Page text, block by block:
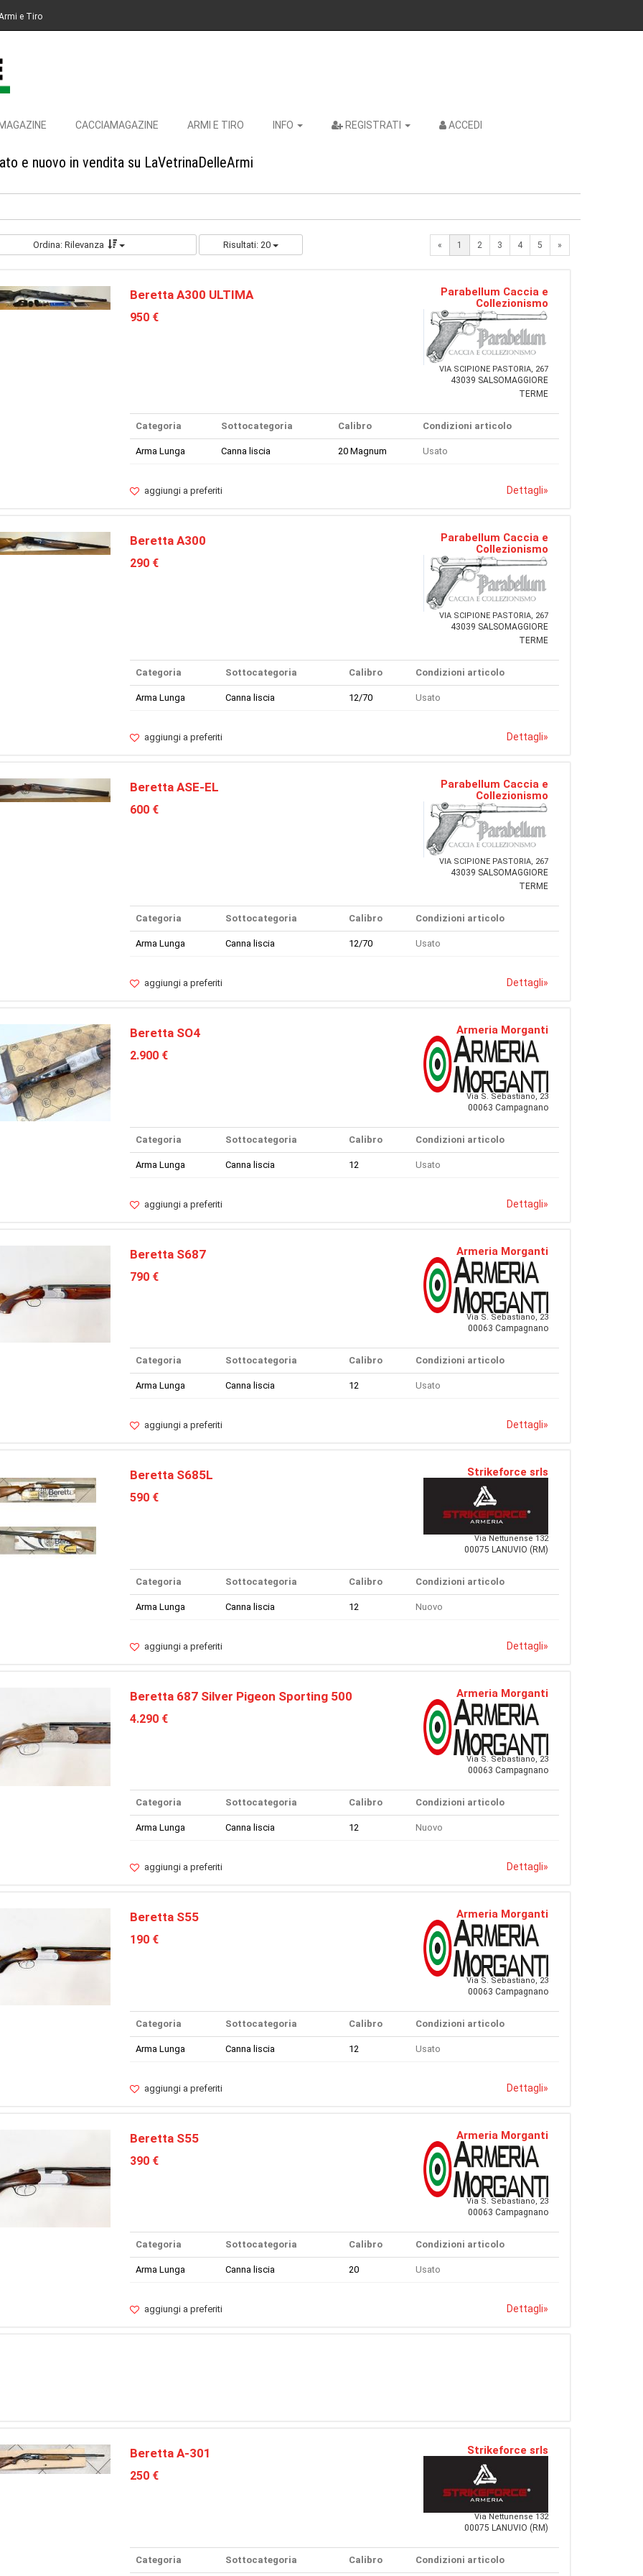
e Tiro
CACCIAMAGAZINE ARMI E TIRO INFO REGISTRATI ACCEDI
e nuovo in vendita su LaVetrinaDelleArmi
Ordina: Rilevanza Risultati: 20 « 1 2 3 4 5 »
Beretta A300 ULTIMA
950 €
Parabellum Caccia e
Collezionismo
VIA SCIPIONE PASTORIA, 267
43039 SALSOMAGGIORE
TERME
Categoria Sottocategoria Calibro Condizioni articolo
Arma Lunga Canna liscia 20 Magnum Usato
aggiungi a preferiti Dettagli»
Beretta A300
290 €
Parabellum Caccia e
Collezionismo
VIA SCIPIONE PASTORIA, 267
43039 SALSOMAGGIORE
TERME
Categoria Sottocategoria Calibro Condizioni articolo
Arma Lunga Canna liscia 12/70 Usato
aggiungi a preferiti Dettagli»
Beretta ASE-EL
600 €
Parabellum Caccia e
Collezionismo
VIA SCIPIONE PASTORIA, 267
43039 SALSOMAGGIORE
TERME
Categoria Sottocategoria Calibro Condizioni articolo
Arma Lunga Canna liscia 12/70 Usato
aggiungi a preferiti Dettagli»
Beretta SO4
2.900 €
Armeria Morganti
Via S. Sebastiano, 23
00063 Campagnano
Categoria Sottocategoria Calibro Condizioni articolo
Arma Lunga Canna liscia 12 Usato
aggiungi a preferiti Dettagli»
Beretta S687
790 €
Armeria Morganti
Via S. Sebastiano, 23
00063 Campagnano
Categoria Sottocategoria Calibro Condizioni articolo
Arma Lunga Canna liscia 12 Usato
aggiungi a preferiti Dettagli»
Beretta S685L
590 €
Strikeforce srls
Via Nettunense 132
00075 LANUVIO (RM)
Categoria Sottocategoria Calibro Condizioni articolo
Arma Lunga Canna liscia 12 Nuovo
aggiungi a preferiti Dettagli»
Beretta 687 Silver Pigeon Sporting 500
4.290 €
Armeria Morganti
Via S. Sebastiano, 23
00063 Campagnano
Categoria Sottocategoria Calibro Condizioni articolo
Arma Lunga Canna liscia 12 Nuovo
aggiungi a preferiti Dettagli»
Beretta S55
190 €
Armeria Morganti
Via S. Sebastiano, 23
00063 Campagnano
Categoria Sottocategoria Calibro Condizioni articolo
Arma Lunga Canna liscia 12 Usato
aggiungi a preferiti Dettagli»
Beretta S55
390 €
Armeria Morganti
Via S. Sebastiano, 23
00063 Campagnano
Categoria Sottocategoria Calibro Condizioni articolo
Arma Lunga Canna liscia 20 Usato
aggiungi a preferiti Dettagli»
Beretta A-301
250 €
Strikeforce srls
Via Nettunense 132
00075 LANUVIO (RM)
Categoria Sottocategoria Calibro Condizioni articolo